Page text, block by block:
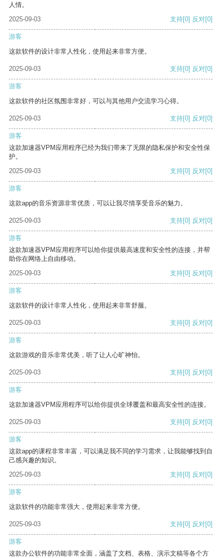
人情。
2025-09-03
支持[0] 反对[0]
游客
这款软件的设计非常人性化，使用起来非常方便。
2025-09-03 支持[0] 反对[0]
游客
这款软件的社区氛围非常好，可以与其他用户交流学习心得。
2025-09-03 支持[0] 反对[0]
游客
这款加速器VPM应用程序已经为我们带来了无限的隐私保护和安全性保
护。
2025-09-03
支持[0] 反对[0]
游客
这款app的音乐资源非常优质，可以让我尽情享受音乐的魅力。
2025-09-03 支持[0] 反对[0]
游客
这款加速器VPM应用程序可以给你提供最高速度和安全性的连接，并帮
助你在网络上自由移动。
2025-09-03
支持[0] 反对[0]
游客
这款软件的设计非常人性化，使用起来非常舒服。
2025-09-03 支持[0] 反对[0]
游客
这款游戏的音乐非常优美，听了让人心旷神怡。
2025-09-03 支持[0] 反对[0]
游客
这款加速器VPM应用程序可以给你提供全球覆盖和最高安全性的连接。
2025-09-03 支持[0] 反对[0]
游客
这款app的课程非常丰富，可以满足我不同的学习需求，让我能够找到自
己感兴趣的知识。
2025-09-03
支持[0] 反对[0]
游客
这款软件的功能非常强大，使用起来非常方便。
2025-09-03 支持[0] 反对[0]
游客
这款办公软件的功能非常全面，涵盖了文档、表格、演示文稿等各个方